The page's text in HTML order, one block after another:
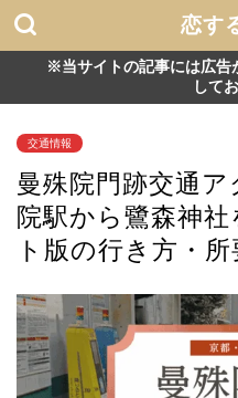
恋す
※当サイトの記事には広告
して
交通情報
曼殊院門跡交通
院駅から鷺森神
ト版の行き方・所